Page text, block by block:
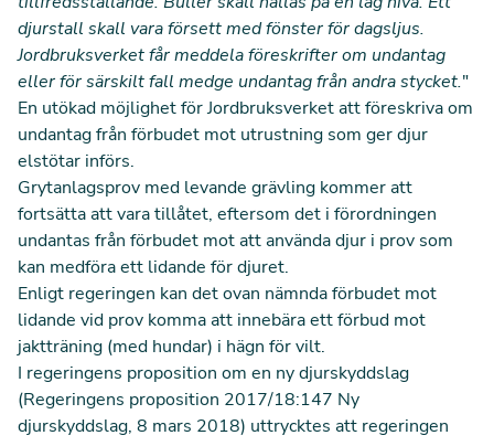
djurstall skall vara försett med fönster för dagsljus.
Jordbruksverket får meddela föreskrifter om undantag
eller för särskilt fall medge undantag från andra stycket."
En utökad möjlighet för Jordbruksverket att föreskriva om
undantag från förbudet mot utrustning som ger djur
elstötar införs.
Grytanlagsprov med levande grävling kommer att
fortsätta att vara tillåtet, eftersom det i förordningen
undantas från förbudet mot att använda djur i prov som
kan medföra ett lidande för djuret.
Enligt regeringen kan det ovan nämnda förbudet mot
lidande vid prov komma att innebära ett förbud mot
jaktträning (med hundar) i hägn för vilt.
I regeringens proposition om en ny djurskyddslag
(Regeringens proposition 2017/18:147 Ny
djurskyddslag, 8 mars 2018) uttrycktes att regeringen